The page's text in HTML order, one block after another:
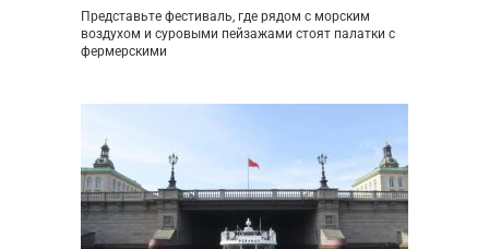
Представьте фестиваль, где рядом с морским
воздухом и суровыми пейзажами стоят палатки с
фермерскими